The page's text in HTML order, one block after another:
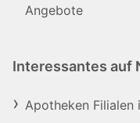
Angebote
Interessantes auf
Apotheken Filialen